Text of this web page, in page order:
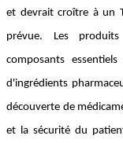
et devrait croître à un
prévue. Les
composants
d'ingrédients
découverte de
et la sécurité du